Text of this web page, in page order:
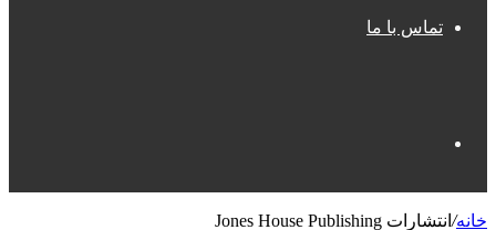
تماس با ما
خانه/ انتشارات Jones House Publishing